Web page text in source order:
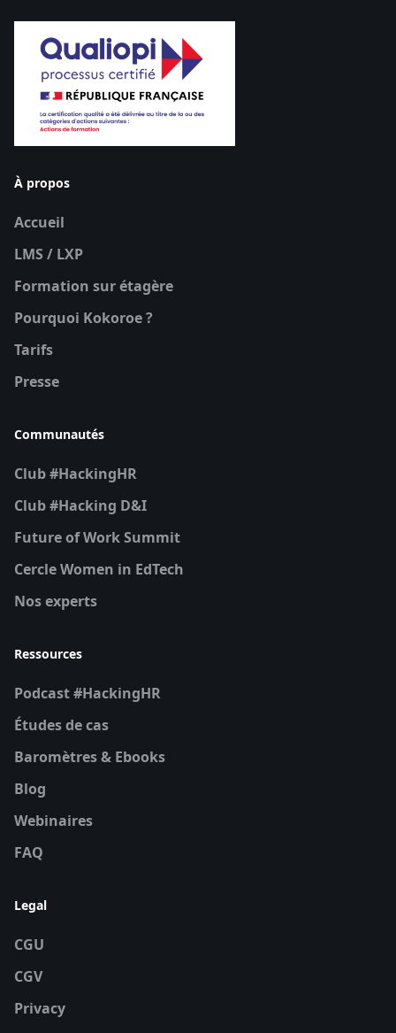
À propos
Accueil
LMS / LXP
Formation sur étagère
Pourquoi Kokoroe ?
Tarifs
Presse
Communautés
Club #HackingHR
Club #Hacking D&I
Future of Work Summit
Cercle Women in EdTech
Nos experts
Ressources
Podcast #HackingHR
Études de cas
Baromètres & Ebooks
Blog
Webinaires
FAQ
Legal
CGU
CGV
Privacy